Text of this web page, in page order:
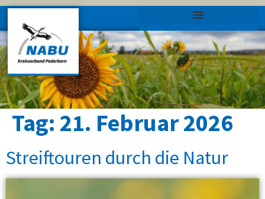
Tag: 21. Februar 2026
Streiftouren durch die Natur